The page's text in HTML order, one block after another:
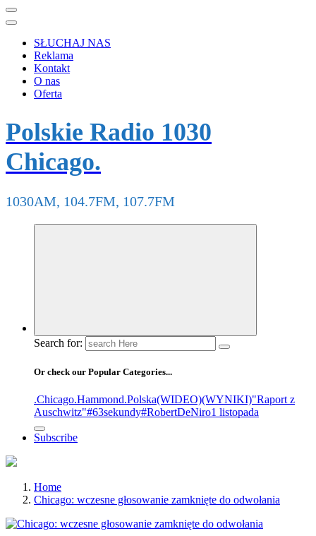
SŁUCHAJ NAS
Reklama
Kontakt
O nas
Oferta
Polskie Radio 1030
Chicago.
1030AM, 104.7FM, 107.7FM
Search for:
Or check our Popular Categories...
.Chicago.Hammond.Polska(WIDEO)(WYNIKI)"Raport z
Auschwitz"#63sekundy#RobertDeNiro1 listopada
Subscribe
Home
Chicago: wczesne głosowanie zamknięte do odwołania